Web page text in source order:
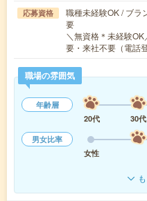
応募資格
職種未経験OK / ブラ
要
＼無資格＊未経験
要・来社不要（電
職場の雰囲気
年齢層
20代
30代
男女比率
女性